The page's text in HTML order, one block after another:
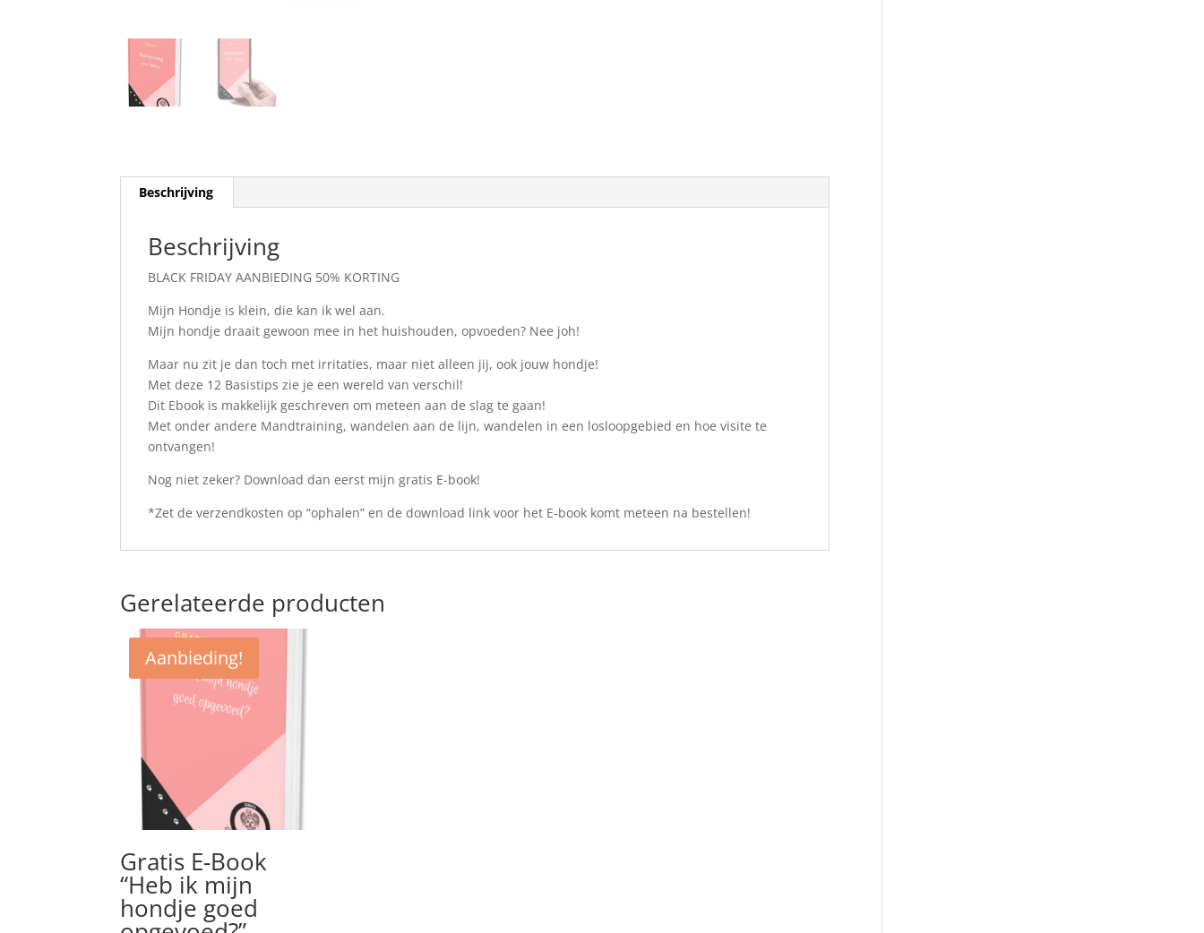
Beschrijving
Beschrijving
BLACK FRIDAY AANBIEDING 50% KORTING
Mijn Hondje is klein, die kan ik wel aan.
Mijn hondje draait gewoon mee in het huishouden, opvoeden? Nee joh!
Maar nu zit je dan toch met irritaties, maar niet alleen jij, ook jouw hondje!
Met deze 12 Basistips zie je een wereld van verschil!
Dit Ebook is makkelijk geschreven om meteen aan de slag te gaan!
Met onder andere Mandtraining, wandelen aan de lijn, wandelen in een losloopgebied en hoe visite te
ontvangen!
Nog niet zeker? Download dan eerst mijn gratis E-book!
*Zet de verzendkosten op “ophalen” en de download link voor het E-book komt meteen na bestellen!
Gerelateerde producten
Aanbieding!
Gratis E-Book
“Heb ik mijn
hondje goed